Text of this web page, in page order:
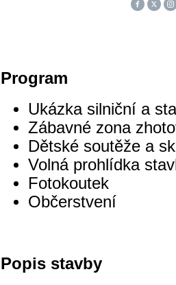
Program
Ukázka silniční a
Zábavné zona
Dětské soutěže a
Volná prohlídka
Fotokoutek
Občerstvení
Popis stavby